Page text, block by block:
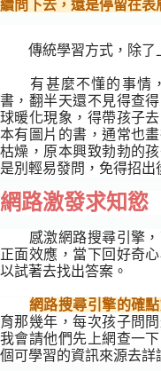
續問下去，還是停留在表
傳統學習方式，除了
有甚麼不懂的事情
書，翻半天還不見得查
球暖化現象，得帶孩子
本有圖片的書，通常也
枯燥，原本興致勃勃的
是別輕易發問，免得招出
網路激發求知慾
感激網路搜尋引擎
正面效應，當下回好奇
以試著去找出答案。
網路搜尋引擎的確
育那幾年，每次孩子問
我會請他們先上網查一
個可學習的資訊來源去詳